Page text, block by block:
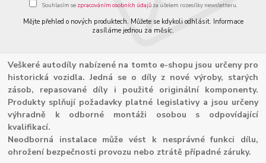
Souhlasím se zpracováním osobních údajůza účelem rozesílky newsletteru.
Mějte přehled o nových produktech. Můžete se kdykoli odhlásit. Informace
zasíláme jednou za měsíc.
Veškeré autodíly nabízené na tomto e-shopu jsou určeny pro
historická vozidla. Jedná se o díly z nové výroby, starých
zásob, repasované díly i použité originální komponenty.
Produkty splňují požadavky platné legislativy a jsou určeny
výhradně k odborné montáži osobou s odpovídající
kvalifikací.
Neodborná instalace může vést k nesprávné funkci dílu,
ohrožení bezpečnosti provozu nebo ztrátě případné záruky.